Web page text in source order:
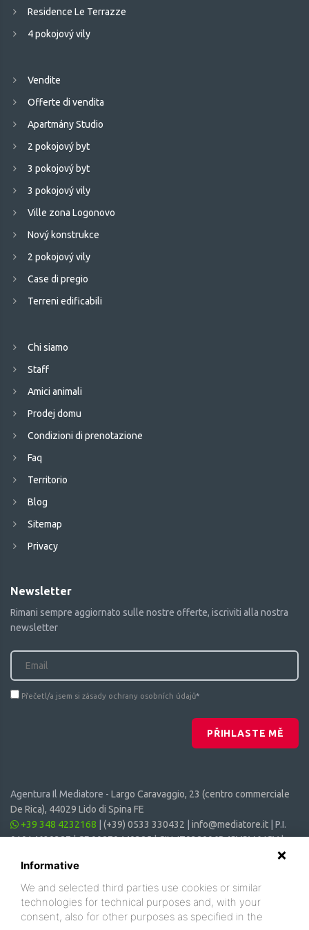
Residence Le Terrazze
4 pokojový vily
Vendite
Offerte di vendita
Apartmány Studio
2 pokojový byt
3 pokojový byt
3 pokojový vily
Ville zona Logonovo
Nový konstrukce
2 pokojový vily
Case di pregio
Terreni edificabili
Chi siamo
Staff
Amici animali
Prodej domu
Condizioni di prenotazione
Faq
Territorio
Blog
Sitemap
Privacy
Newsletter
Rimani sempre aggiornato sulle nostre offerte, iscriviti alla nostra
newsletter
Přečetl/a jsem si zásady ochrany osobních údajů*
PŘIHLASTE MĚ
Agentura Il Mediatore - Largo Caravaggio, 23 (centro commerciale
De Rica), 44029 Lido di Spina FE
+39 348 4232168
(+39) 0533 330432 info@mediatore.it | P.I.
01014620387 | CF 00870440385 | CIN: IT038006B4SVSM6JCV |
Informative
We and selected third parties use cookies or similar
technologies for technical purposes and, with your
consent, also for other purposes as specified in the